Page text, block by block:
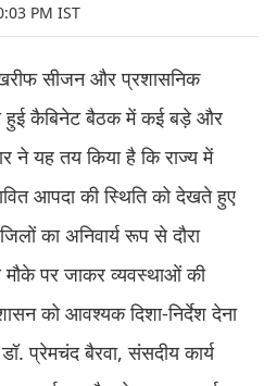
PM IST
सीजन और प्रशासनिक
हुई कैबिनेट बैठक में कई बड़े और
ने यह तय किया है कि राज्य में
आपदा की स्थिति को देखते हुए
का अनिवार्य रूप से दौरा
मौके पर जाकर व्यवस्थाओं की
को आवश्यक दिशा-निर्देश देना
प्रेमचंद बैरवा, संसदीय कार्य